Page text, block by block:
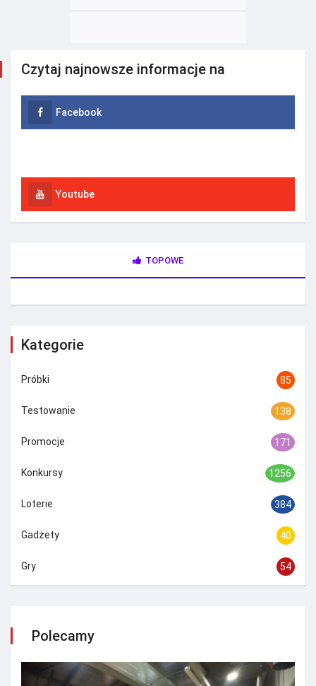
Czytaj najnowsze informacje na
Facebook
Youtube
TOPOWE
Kategorie
Próbki 85
Testowanie 138
Promocje 171
Konkursy 1256
Loterie 384
Gadżety 40
Gry 54
Polecamy